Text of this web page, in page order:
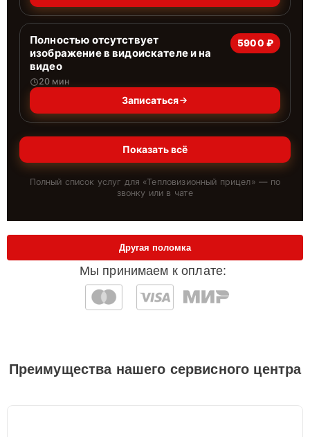
Полностью отсутствует
изображение в видоискателе и на
видео
20 мин
5900 ₽
Записаться
Показать всё
Полный список услуг для «Тепловизионный прицел» — по
звонку или в чате
Мы принимаем к оплате:
Другая поломка
Преимущества нашего сервисного центра